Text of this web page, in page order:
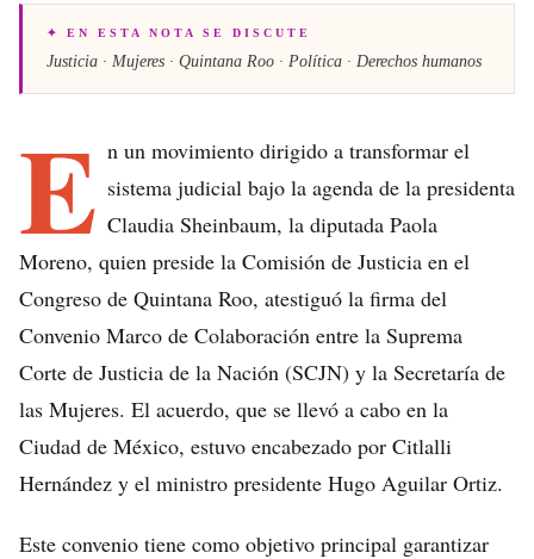
✦ EN ESTA NOTA SE DISCUTE
Justicia · Mujeres · Quintana Roo · Política · Derechos humanos
E n un movimiento dirigido a transformar el
sistema judicial bajo la agenda de la presidenta
Claudia Sheinbaum, la diputada Paola
Moreno, quien preside la Comisión de Justicia en el
Congreso de Quintana Roo, atestiguó la firma del
Convenio Marco de Colaboración entre la Suprema
Corte de Justicia de la Nación (SCJN) y la Secretaría de
las Mujeres. El acuerdo, que se llevó a cabo en la
Ciudad de México, estuvo encabezado por Citlalli
Hernández y el ministro presidente Hugo Aguilar Ortiz.
Este convenio tiene como objetivo principal garantizar